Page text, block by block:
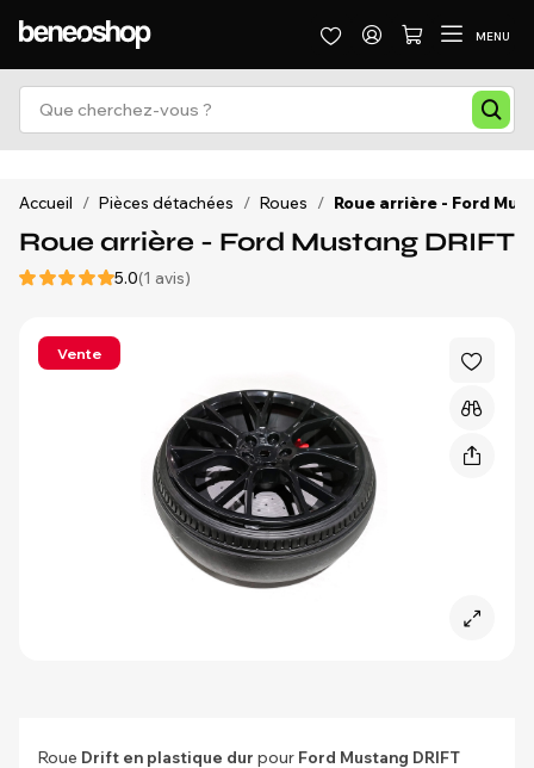
MENU
Accueil / Pièces détachées / Roues / Roue arrière - Ford
Roue arrière - Ford Mustang DRIFT
5.0(1 avis)
Vente
Roue Drift en plastique dur pour Ford Mustang DRIFT